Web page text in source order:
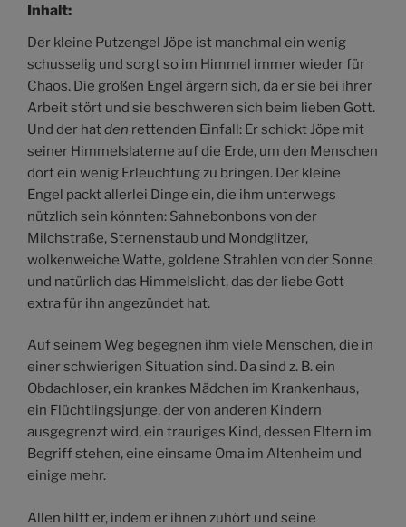
Inhalt:
Der kleine Putzengel Jöpe ist manchmal ein wenig
schusselig und sorgt so im Himmel immer wieder für
Chaos. Die großen Engel ärgern sich, da er sie bei ihrer
Arbeit stört und sie beschweren sich beim lieben Gott.
Und der hatden rettenden Einfall: Er schickt Jöpe mit
seiner Himmelslaterne auf die Erde, um den Menschen
dort ein wenig Erleuchtung zu bringen. Der kleine
Engel packt allerlei Dinge ein, die ihm unterwegs
nützlich sein könnten: Sahnebonbons von der
Milchstraße, Sternenstaub und Mondglitzer,
wolkenweiche Watte, goldene Strahlen von der Sonne
und natürlich das Himmelslicht, das der liebe Gott
extra für ihn angezündet hat.
Auf seinem Weg begegnen ihm viele Menschen, die in
einer schwierigen Situation sind. Da sind z. B. ein
Obdachloser, ein krankes Mädchen im Krankenhaus,
ein Flüchtlingsjunge, der von anderen Kindern
ausgegrenzt wird, ein trauriges Kind, dessen Eltern im
Begriff stehen, eine einsame Oma im Altenheim und
einige mehr.
Allen hilft er, indem er ihnen zuhört und seine